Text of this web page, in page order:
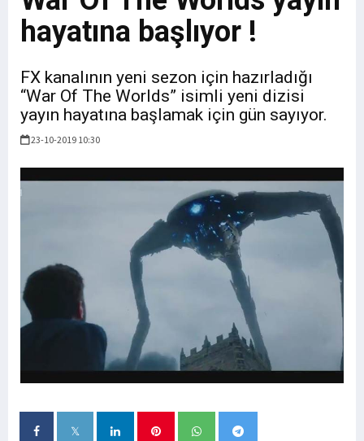
hayatına başlıyor !
FX kanalının yeni sezon için hazırladığı
“War Of The Worlds” isimli yeni dizisi
yayın hayatına başlamak için gün sayıyor.
23-10-2019 10:30